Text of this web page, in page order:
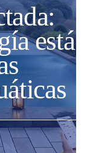
está